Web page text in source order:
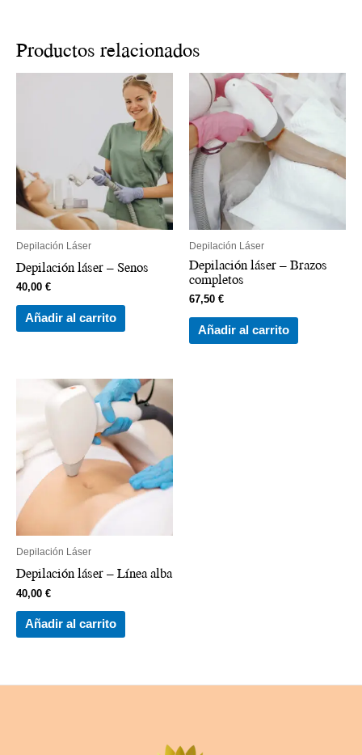
Productos relacionados
Depilación Láser
Depilación láser – Senos
40,00 €
Añadir al carrito
Depilación Láser
Depilación láser – Brazos
completos
67,50 €
Añadir al carrito
Depilación Láser
Depilación láser – Línea alba
40,00 €
Añadir al carrito